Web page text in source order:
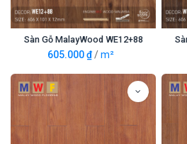
Sàn Gỗ MalayWood WE12+88
605.000₫ /m²